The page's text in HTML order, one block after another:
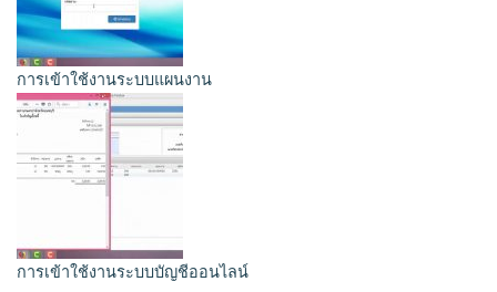
การเข้าใช้งานระบบแผนงาน
การเข้าใช้งานระบบบัญชีออนไลน์